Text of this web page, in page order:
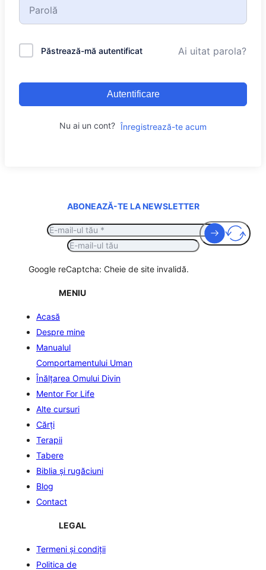
Păstrează-mă autentificat Ai uitat parola?
Autentificare
Nu ai un cont? Înregistrează-te acum
ABONEAZĂ-TE LA NEWSLETTER
Google reCaptcha: Cheie de site invalidă.
MENIU
Acasă
Despre mine
Manualul
Comportamentului Uman
Înălţarea Omului Divin
Mentor For Life
Alte cursuri
Cărți
Terapii
Tabere
Biblia şi rugăciuni
Blog
Contact
LEGAL
Termeni și condiții
Politica de